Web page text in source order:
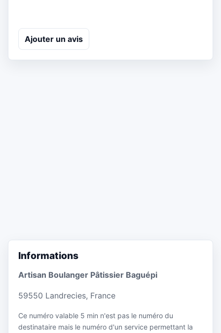
Ajouter un avis
Informations
Artisan Boulanger Pâtissier Baguépi
59550 Landrecies, France
Ce numéro valable 5 min n'est pas le numéro du
destinataire mais le numéro d'un service permettant la